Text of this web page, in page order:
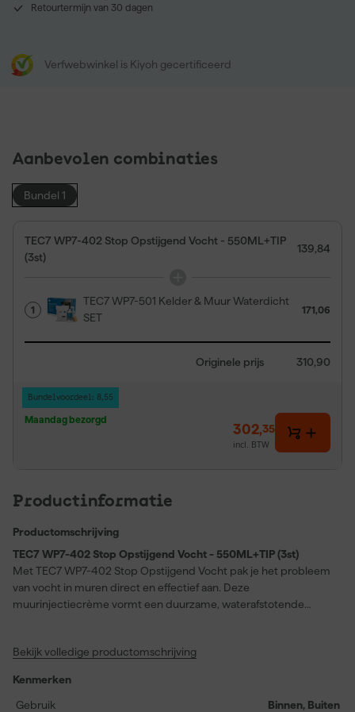
Retourtermijn van 30 dagen
Verfwebwinkel is Kiyoh gecertificeerd
Aanbevolen combinaties
Bundel 1
TEC7 WP7-402 Stop Opstijgend Vocht - 550ML+TIP
(3st)
139,84
1
TEC7 WP7-501 Kelder & Muur Waterdicht
SET
171,06
Originele prijs 310,90
Bundelvoordeel: 8,55
Maandag bezorgd
302,35
incl. BTW
Productinformatie
Productomschrijving
TEC7 WP7-402 Stop Opstijgend Vocht - 550ML+TIP (3st)
Met TEC7 WP7-402 Stop Opstijgend Vocht pak je het probleem
van vocht in muren direct en effectief aan. Deze
muurinjectiecrème vormt een duurzame, waterafstotende
gebruiksvriendelijke verpakking breng je het product eenvoudig
voorkomen. Zelfs bij muren met een zeer hoog vochtgehalte tot
95% doet deze gel zijn werk. De op water gebaseerde
Bekijk volledige productomschrijving
Kenmerken
Gebruik
Binnen, Buiten